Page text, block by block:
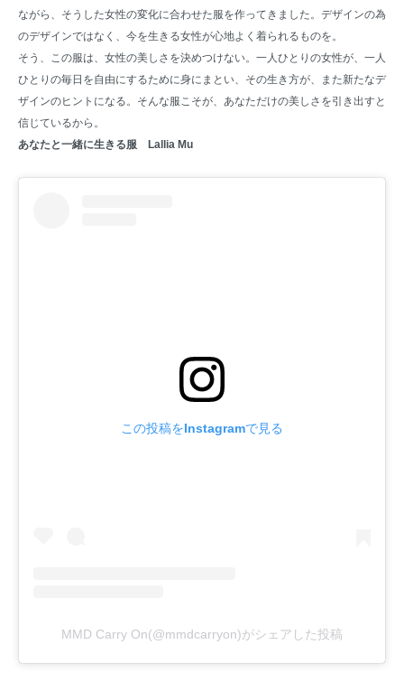
ながら、そうした女性の変化に合わせた服を作ってきました。デザインの為
のデザインではなく、今を生きる女性が心地よく着られるものを。
そう、この服は、女性の美しさを決めつけない。一人ひとりの女性が、一人
ひとりの毎日を自由にするために身にまとい、その生き方が、また新たなデ
ザインのヒントになる。そんな服こそが、あなただけの美しさを引き出すと
信じているから。
あなたと一緒に生きる服 Lallia Mu
この投稿をInstagramで見る
MMD Carry On(@mmdcarryon)がシェアした投稿